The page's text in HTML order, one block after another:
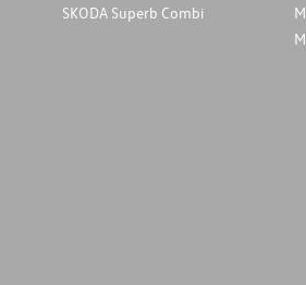
SKODA Superb Combi